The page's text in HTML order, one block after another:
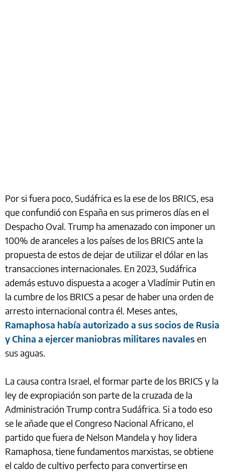
Por si fuera poco, Sudáfrica es la ese de los BRICS, esa
que confundió con España en sus primeros días en el
Despacho Oval. Trump ha amenazado con imponer un
100% de aranceles a los países de los BRICS ante la
propuesta de estos de dejar de utilizar el dólar en las
transacciones internacionales. En 2023, Sudáfrica
además estuvo dispuesta a acoger a Vladímir Putin en
la cumbre de los BRICS a pesar de haber una orden de
arresto internacional contra él. Meses antes,
Ramaphosa había autorizado a sus socios de Rusia
y China a ejercer maniobras militares navales en
sus aguas.
La causa contra Israel, el formar parte de los BRICS y la
ley de expropiación son parte de la cruzada de la
Administración Trump contra Sudáfrica. Si a todo eso
se le añade que el Congreso Nacional Africano, el
partido que fuera de Nelson Mandela y hoy lidera
Ramaphosa, tiene fundamentos marxistas, se obtiene
el caldo de cultivo perfecto para convertirse en